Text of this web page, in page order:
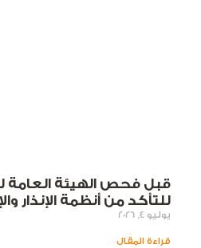
قبل فحص الهيئة العامة
للتأكد من أنظمة الإنذار
يوليو 4, 2026
قراءة المقال